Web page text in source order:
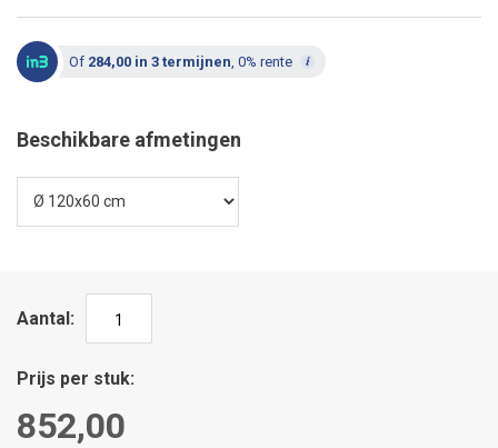
Of 284,00 in 3 termijnen, 0% rente
Beschikbare afmetingen
Aantal
Prijs per stuk
852,00